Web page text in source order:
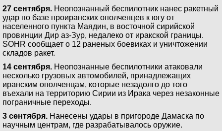
27 сентября. Неопознанный беспилотник нанес ракетный
удар по базе проиранских ополченцев к югу от
населенного пункта Маядин, в восточной сирийской
провинции Дир аз-Зур, недалеко от иракской границы.
SOHR сообщает о 12 раненых боевиках и уничтожении
складов ракет.
14 сентября. Неопознанные беспилотники атаковали
несколько грузовых автомобилей, принадлежащих
иранским ополченцам, которые незадолго до того
въехали на территорию Сирии из Ирака через незаконные
пограничные переходы.
3 сентября. Нанесены удары в пригороде Дамаска по
научным центрам, где разрабатывалось оружие.